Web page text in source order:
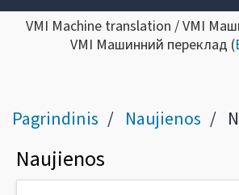
VMI Machine translation / VMI
VMI Машинний переклад (
Pagrindinis Naujienos
Naujienos